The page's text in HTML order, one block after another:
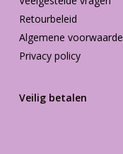
Retourbeleid
Algemene
Privacy policy
Veilig betalen